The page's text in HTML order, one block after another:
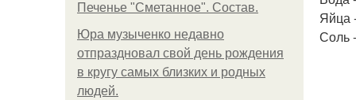
Печенье "Сметанное". Состав.
Юра музыченко недавно
отпраздновал свой день рождения
в кругу самых близких и родных
людей.
Яйца
Соль